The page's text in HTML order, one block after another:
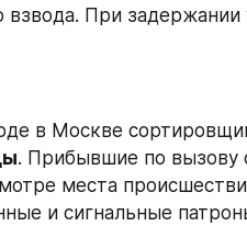
При задержании
в Москве
. Прибывшие по вызову
места
и сигнальные